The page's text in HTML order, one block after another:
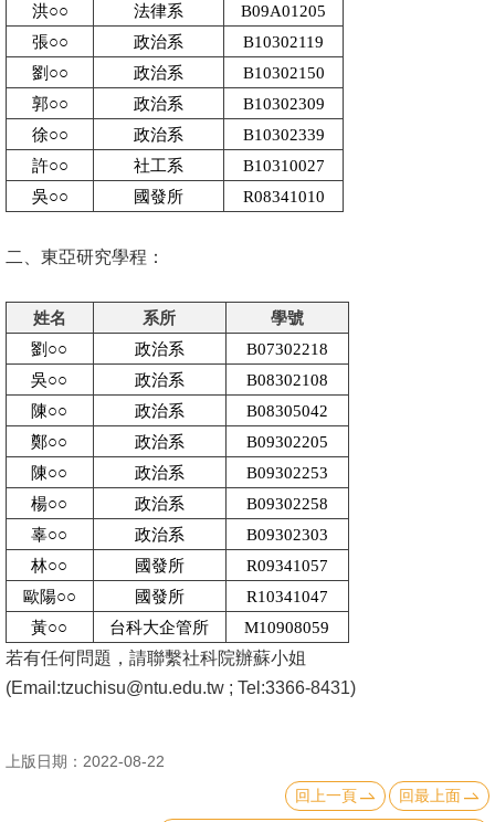
國
際
化
高
教
深
耕
辦
及
文
件
心
輔
&
學
輔
捐
款
教
源
洪○○
法律系
B09A01205
張○○
政治系
B10302119
劉○○
政治系
B10302150
郭○○
政治系
B10302309
徐○○
政治系
B10302339
許○○
社工系
B10310027
吳○○
國發所 R08341010
二、東亞研究學程：
姓名 系所
學號
劉○○
政治系
B07302218
吳○○
政治系
B08302108
陳○○
政治系
B08305042
鄭○○
政治系
B09302205
陳○○
政治系
B09302253
楊○○
政治系
B09302258
辜○○
政治系
B09302303
林○○
國發所
R09341057
歐陽○○
國發所
R10341047
黃○○
台科大企管所 M10908059
若有任何問題，請聯繫社科院辦蘇小姐
(Email:tzuchisu@ntu.edu.tw ; Tel:3366-8431)
上版日期：2022-08-22
回上一頁
回最上面